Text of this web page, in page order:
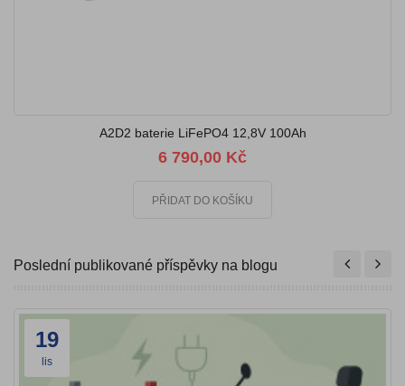
A2D2 baterie LiFePO4 12,8V 100Ah
6 790,00 Kč
PŘIDAT DO KOŠÍKU
Poslední publikované příspěvky na blogu
19
lis